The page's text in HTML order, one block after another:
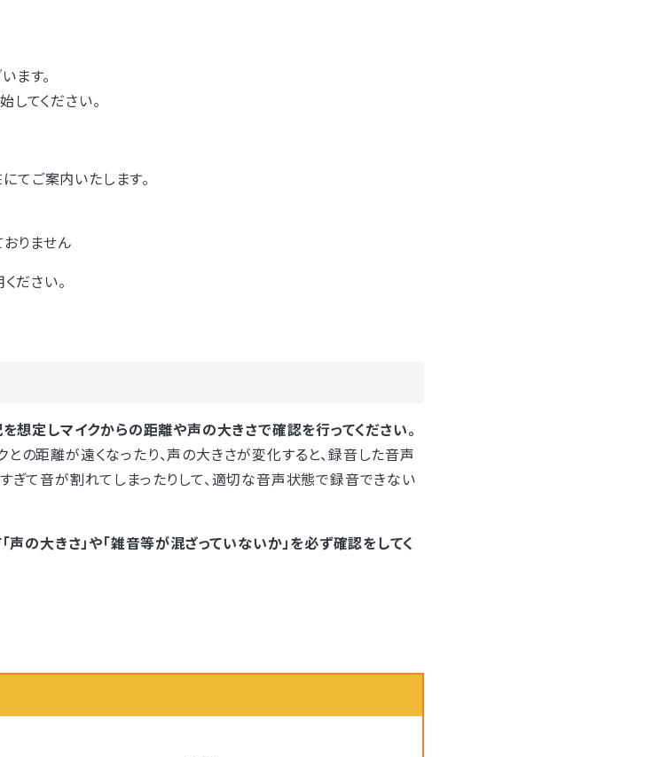
ます。
てください。
てご案内いたします。
りません
ださい。
想定しマイクからの距離や声の大きさで確認を行ってください。
の距離が遠くなったり、声の大きさが変化すると、録音した音声
ぎて音が割れてしまったりして、適切な音声状態で録音できない
声の大きさ」や「雑音等が混ざっていないか」を必ず確認をしてく